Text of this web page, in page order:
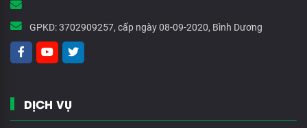
GPKD:3702909257, cấp ngày 08-09-2020, Bình Dương
DỊCH VỤ